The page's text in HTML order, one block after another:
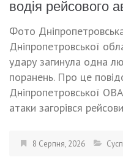
водія рейсового
Фото
Дніпропетровської
удару загинула одна
поранень. Про це
Дніпропетровської
атаки загорівся
8 Серпня, 2026